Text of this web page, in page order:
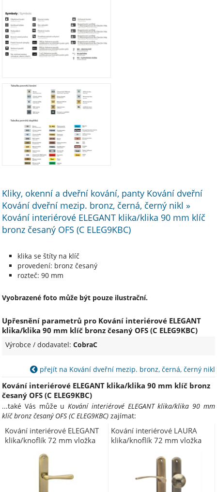
Kliky, okenní a dveřní kování, panty Kování dveřní
Kování dveřní mezip. bronz, černá, černý nikl »
Kování interiérové ELEGANT klika/klika 90 mm klíč
bronz česaný OFS (C ELEG9KBC)
klika se štíty na klíč
provedení: bronz česaný
rozteč: 90 mm
Vyobrazené foto může být pouze ilustrační.
Upřesnění parametrů pro Kování interiérové ELEGANT
klika/klika 90 mm klíč bronz česaný OFS (C ELEG9KBC)
Výrobce / dodavatel:CobraC
přejít na Kování dveřní mezip. bronz, černá, černý nikl
Kování interiérové ELEGANT klika/klika 90 mm klíč bronz
česaný OFS (C ELEG9KBC)
...také Vás může uKování interiérové ELEGANT klika/klika 90 mm
klíč bronz česaný OFS (C ELEG9KBC) zajímat:
Kování interiérové ELEGANT
klika/knoflík 72 mm vložka
Kování interiérové LAURA
klika/knoflík 72 mm vložka